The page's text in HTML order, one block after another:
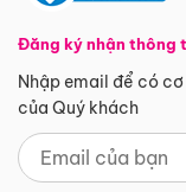
Đăng ký nhận thông
Nhập email để có
của Quý khách